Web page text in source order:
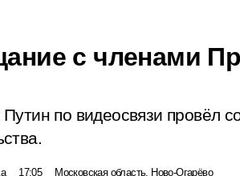
с членами
по видеосвязи провёл
17:05 Московская область, Ново-Огарёво